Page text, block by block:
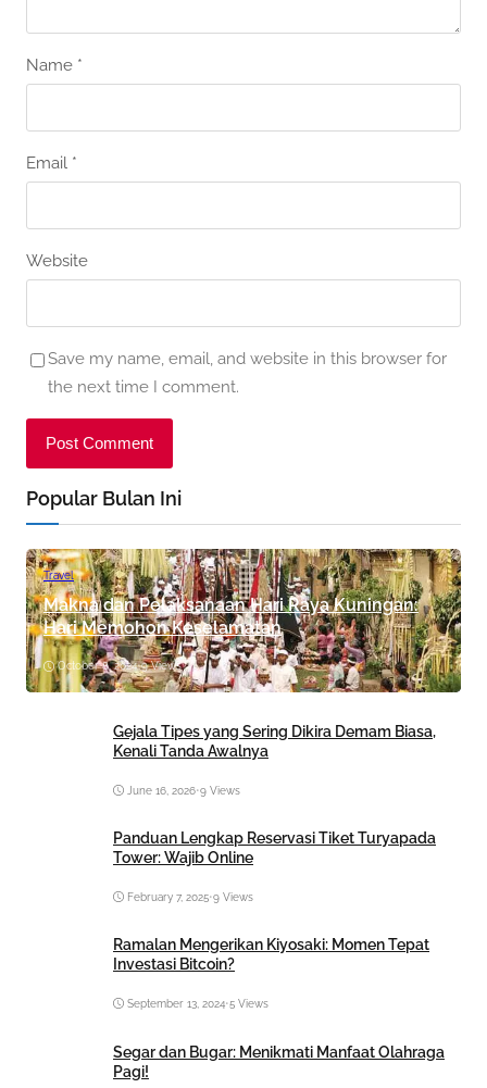
Name *
Email *
Website
Save my name, email, and website in this browser for
the next time I comment.
Popular Bulan Ini
Travel
Makna dan Pelaksanaan Hari Raya Kuningan:
Hari Memohon Keselamatan
October 8, 2024•9 Views
Gejala Tipes yang Sering Dikira Demam Biasa,
Kenali Tanda Awalnya
June 16, 2026•9 Views
Panduan Lengkap Reservasi Tiket Turyapada
Tower: Wajib Online
February 7, 2025•9 Views
Ramalan Mengerikan Kiyosaki: Momen Tepat
Investasi Bitcoin?
September 13, 2024•5 Views
Segar dan Bugar: Menikmati Manfaat Olahraga
Pagi!